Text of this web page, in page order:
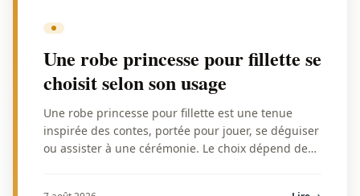
Une robe princesse pour fillette se
choisit selon son usage
Une robe princesse pour fillette est une tenue
inspirée des contes, portée pour jouer, se déguiser
ou assister à une cérémonie. Le choix dépend de